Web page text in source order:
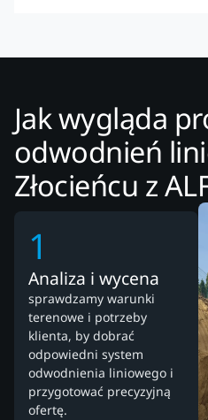
Jak wygląda
odwodnień
Złocieńcu z
1
Analiza i wycena
sprawdzamy warunki
terenowe i potrzeby
klienta, by dobrać
odpowiedni system
odwodnienia liniowego i
przygotować precyzyjną
ofertę.